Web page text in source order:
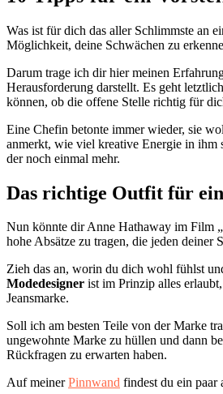
Was ist für dich das aller Schlimmste an
Möglichkeit, deine Schwächen zu
Darum trage ich dir hier meinen
Herausforderung darstellt. Es geht
können, ob die offene Stelle richtig für
Eine Chefin betonte immer wieder, sie
anmerkt, wie viel kreative Energie in ihm
der noch einmal mehr.
Das richtige Outfit für
Nun könnte dir Anne Hathaway im Film
hohe Absätze zu tragen, die jeden deiner
Zieh das an, worin du dich wohl fühlst
Modedesigner ist im Prinzip alles
Jeansmarke.
Soll ich am besten Teile von der Marke
ungewohnte Marke zu hüllen und dann
Rückfragen zu erwarten haben.
Auf meinerPinnwand findest du ein paar